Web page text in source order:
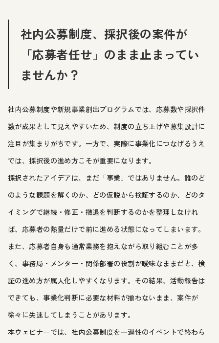
社内公募制度、採択後の案件が
「応募者任せ」のまま止まってい
ませんか？
社内公募制度や新規事業創出プログラムでは、応募数や採択件
数が成果として見えやすいため、制度の立ち上げや募集設計に
注目が集まりがちです。一方で、実際に事業化につなげるうえ
では、採択後の進め方こそが重要になります。
採択されたアイデアは、まだ「事業」ではありません。誰のど
のような課題を解くのか、どの仮説から検証するのか、どのタ
イミングで継続・修正・撤退を判断するのかを整理しなけれ
ば、応募者の熱量だけで前に進める状態になってしまいます。
また、応募者自身も通常業務を抱えながら取り組むことが多
く、事務局・メンター・関係部署の役割が曖昧なままだと、検
証の進め方が属人化しやすくなります。その結果、活動報告は
できても、事業化判断に必要な材料が揃わないまま、案件が
徐々に失速してしまうことがあります。
本ウェビナーでは、社内公募制度を一過性のイベントで終わら